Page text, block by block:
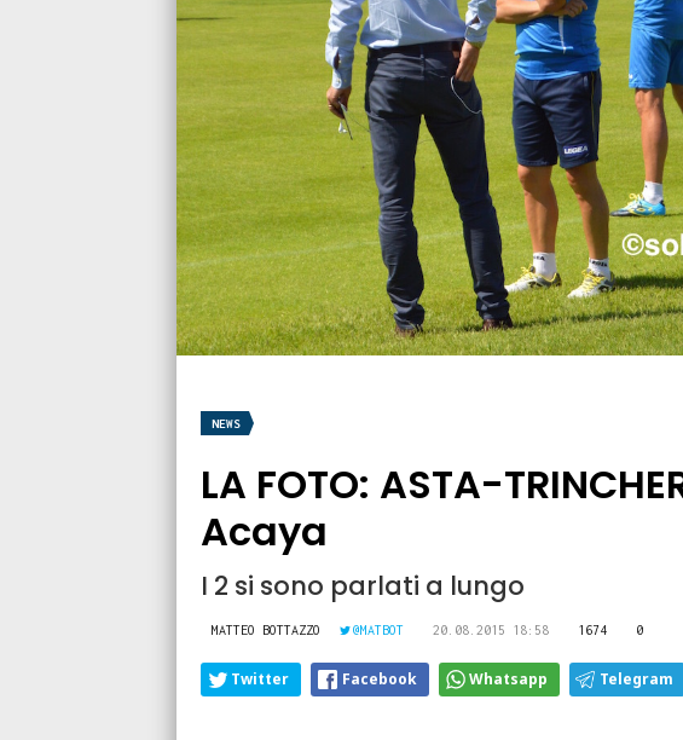
NEWS
LA FOTO: ASTA-
Acaya
I 2 si sono parlati a lungo
MATTEO BOTTAZZO @MATBOT 20.08.2015 18:58 1674 0
Twitter Facebook Whatsapp Telegram